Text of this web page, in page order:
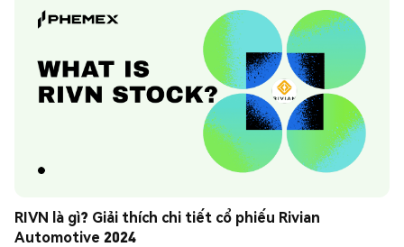
RIVN là gì? Giải thích chi tiết cổ phiếu Rivian
Automotive 2024